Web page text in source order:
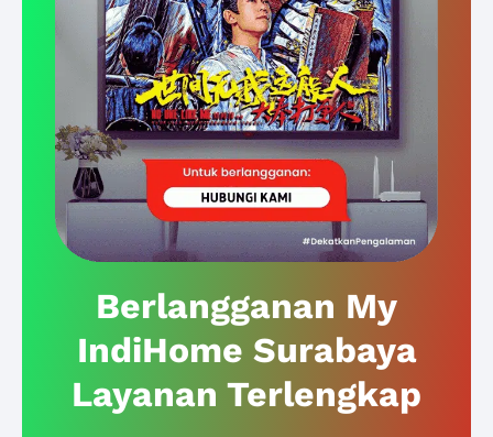
Berlangganan My
IndiHome Surabaya
Layanan Terlengkap